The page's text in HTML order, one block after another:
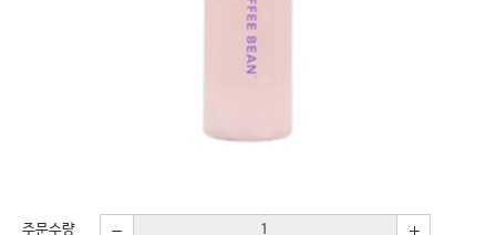
주문수량